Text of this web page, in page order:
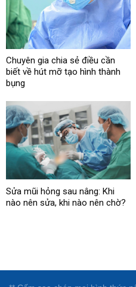
Chuyên gia chia sẻ điều cần
biết về hút mỡ tạo hình thành
bụng
Sửa mũi hỏng sau nâng: Khi
nào nên sửa, khi nào nên chờ?